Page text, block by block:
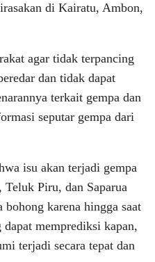
di Kairatu, Ambon,
agar tidak terpancing
dan tidak dapat
terkait gempa dan
seputar gempa dari
isu akan terjadi gempa
Piru, dan Saparua
karena hingga saat
memprediksi kapan,
terjadi secara tepat dan